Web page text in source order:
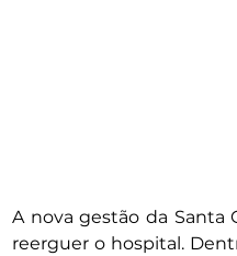
A nova gestão da Santa
reerguer o hospital.